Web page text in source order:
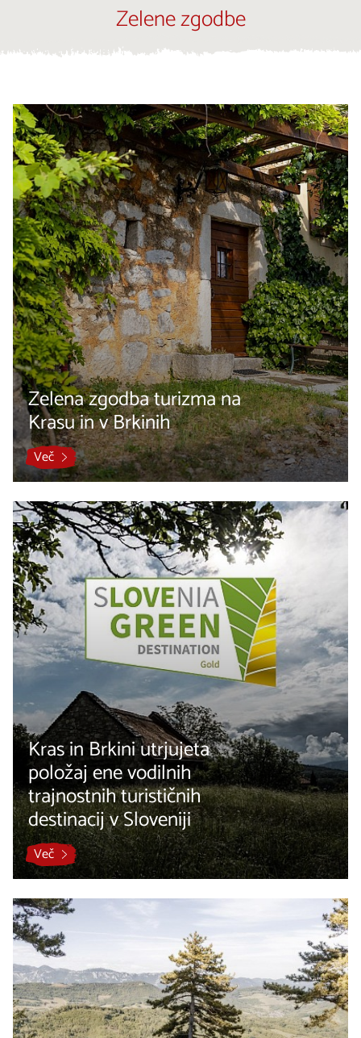
Zelene zgodbe
Zelena zgodba turizma na
Krasu in v Brkinih
Več
Kras in Brkini utrjujeta
položaj ene vodilnih
trajnostnih turističnih
destinacij v Sloveniji
Več